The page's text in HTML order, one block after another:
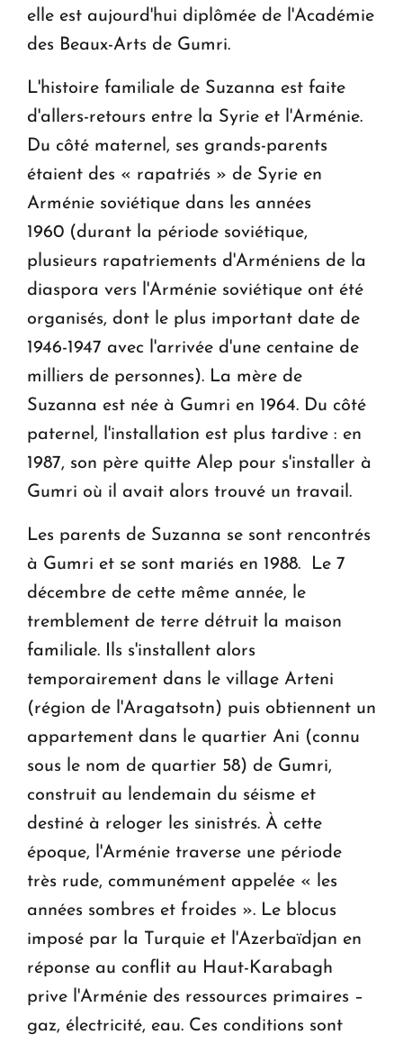
elle est aujourd'hui diplômée de l'Académie
des Beaux-Arts de Gumri.
L'histoire familiale de Suzanna est faite
d'allers-retours entre la Syrie et l'Arménie.
Du côté maternel, ses grands-parents
étaient des « rapatriés » de Syrie en
Arménie soviétique dans les années
1960 (durant la période soviétique,
plusieurs rapatriements d'Arméniens de la
diaspora vers l'Arménie soviétique ont été
organisés, dont le plus important date de
1946-1947 avec l'arrivée d'une centaine de
milliers de personnes). La mère de
Suzanna est née à Gumri en 1964. Du côté
paternel, l'installation est plus tardive : en
1987, son père quitte Alep pour s'installer à
Gumri où il avait alors trouvé un travail.
Les parents de Suzanna se sont rencontrés
à Gumri et se sont mariés en 1988.
Le 7
décembre de cette même année, le
tremblement de terre détruit la maison
familiale. Ils s'installent alors
temporairement dans le village Arteni
(région de l'Aragatsotn) puis obtiennent un
appartement dans le quartier Ani (connu
sous le nom de quartier 58) de Gumri,
construit au lendemain du séisme et
destiné à reloger les sinistrés. À cette
époque, l'Arménie traverse une période
très rude, communément appelée « les
années sombres et froides ». Le blocus
imposé par la Turquie et l'Azerbaïdjan en
réponse au conflit au Haut-Karabagh
prive l'Arménie des ressources primaires –
gaz, électricité, eau. Ces conditions sont